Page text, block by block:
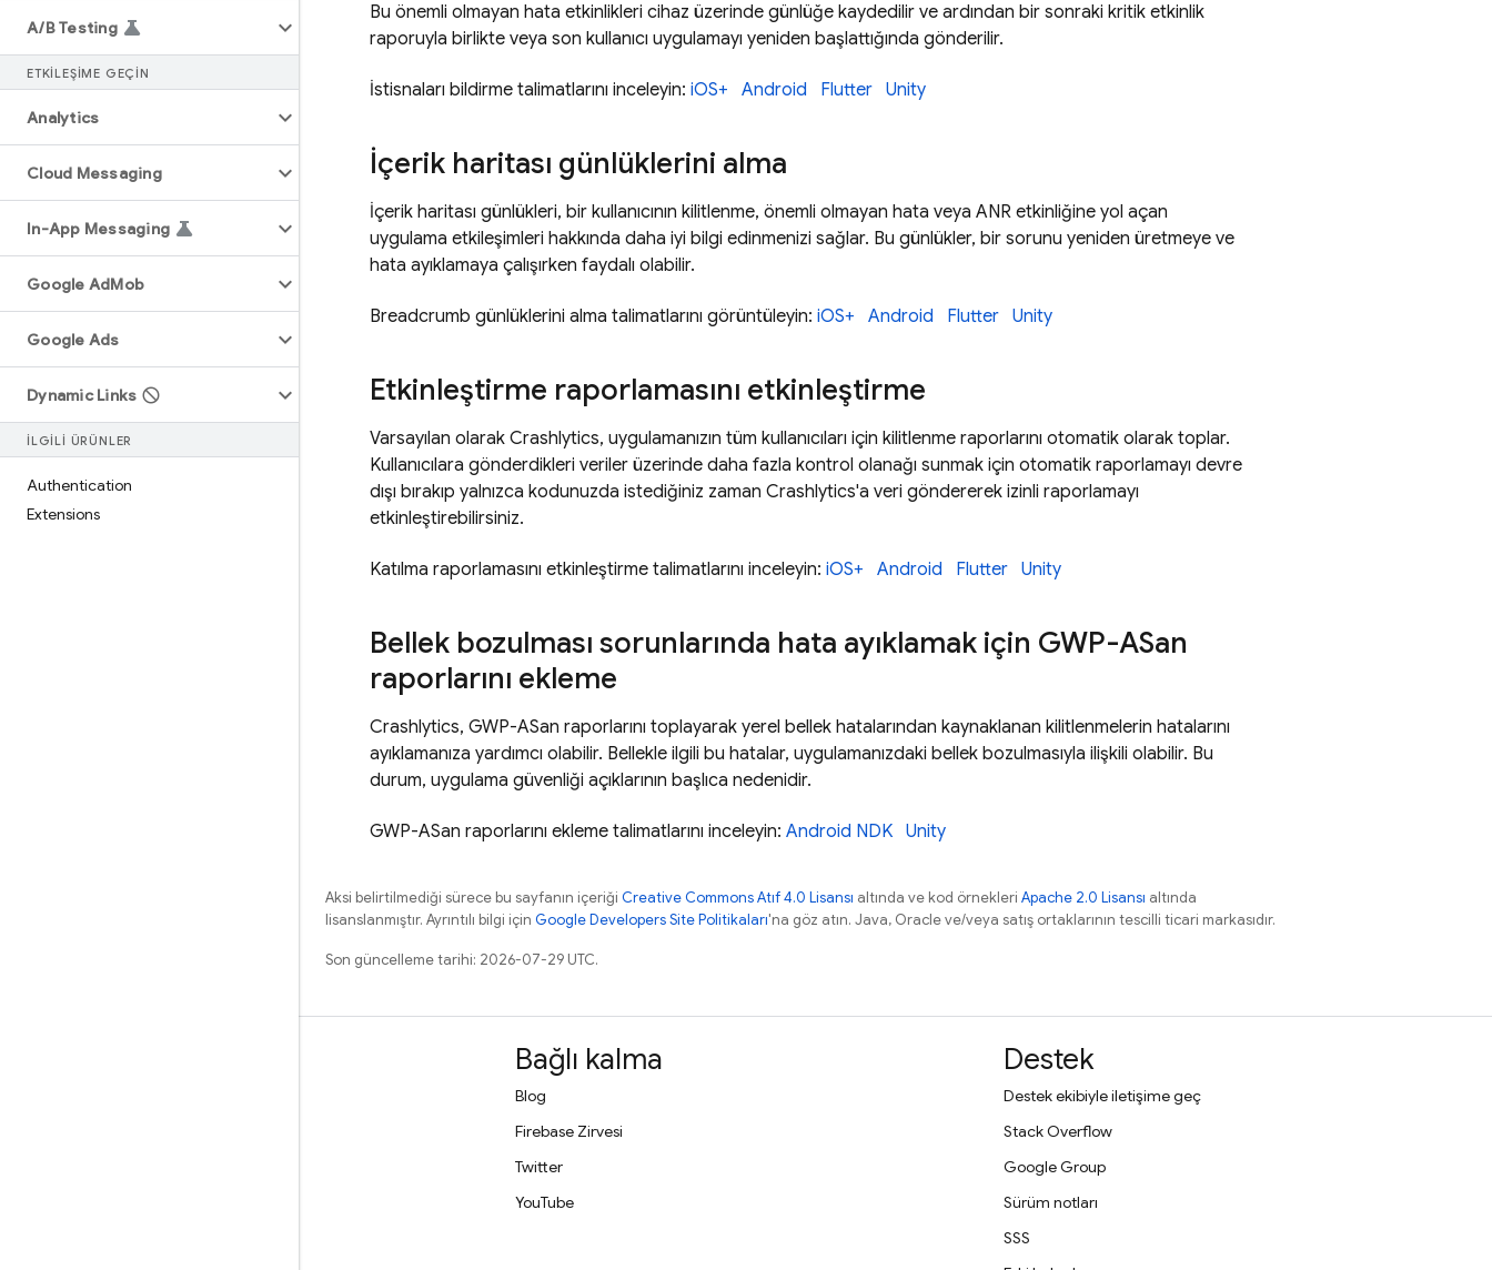
A/B Testing
ETKILEŞIME GEÇIN
Analytics
Cloud Messaging
In-App Messaging
Google AdMob
Google Ads
Dynamic Links
İLGILI ÜRÜNLER
Authentication
Extensions
Bu önemli olmayan hata etkinlikleri cihaz üzerinde günlüğe kaydedilir ve ardından bir sonraki kritik etkinlik
raporuyla birlikte veya son kullanıcı uygulamayı yeniden başlattığında gönderilir.
İstisnaları bildirme talimatlarını inceleyin: iOS+ Android Flutter Unity
İçerik haritası günlüklerini alma
İçerik haritası günlükleri, bir kullanıcının kilitlenme, önemli olmayan hata veya ANR etkinliğine yol açan
uygulama etkileşimleri hakkında daha iyi bilgi edinmenizi sağlar. Bu günlükler, bir sorunu yeniden üretmeye ve
hata ayıklamaya çalışırken faydalı olabilir.
Breadcrumb günlüklerini alma talimatlarını görüntüleyin: iOS+ Android Flutter Unity
Etkinleştirme raporlamasını etkinleştirme
Varsayılan olarak Crashlytics, uygulamanızın tüm kullanıcıları için kilitlenme raporlarını otomatik olarak toplar.
Kullanıcılara gönderdikleri veriler üzerinde daha fazla kontrol olanağı sunmak için otomatik raporlamayı devre
dışı bırakıp yalnızca kodunuzda istediğiniz zaman Crashlytics'a veri göndererek izinli raporlamayı
etkinleştirebilirsiniz.
Katılma raporlamasını etkinleştirme talimatlarını inceleyin: iOS+ Android Flutter Unity
Bellek bozulması sorunlarında hata ayıklamak için GWP-ASan
raporlarını ekleme
Crashlytics, GWP-ASan raporlarını toplayarak yerel bellek hatalarından kaynaklanan kilitlenmelerin hatalarını
ayıklamanıza yardımcı olabilir. Bellekle ilgili bu hatalar, uygulamanızdaki bellek bozulmasıyla ilişkili olabilir. Bu
durum, uygulama güvenliği açıklarının başlıca nedenidir.
GWP-ASan raporlarını ekleme talimatlarını inceleyin: Android NDK Unity
Aksi belirtilmediği sürece bu sayfanın içeriği Creative Commons Atıf 4.0 Lisansı altında ve kod örnekleri Apache 2.0 Lisansı altında
lisanslanmıştır. Ayrıntılı bilgi için Google Developers Site Politikaları'na göz atın. Java, Oracle ve/veya satış ortaklarının tescilli ticari markasıdır.
Son güncelleme tarihi: 2026-07-29 UTC.
Bağlı kalma
Blog
Firebase Zirvesi
Twitter
YouTube
Destek
Destek ekibiyle iletişime geç
Stack Overflow
Google Group
Sürüm notları
SSS